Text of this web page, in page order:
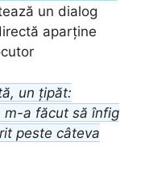
un dialog
aparține
un țipăt:
m-a făcut să înfig
peste câteva